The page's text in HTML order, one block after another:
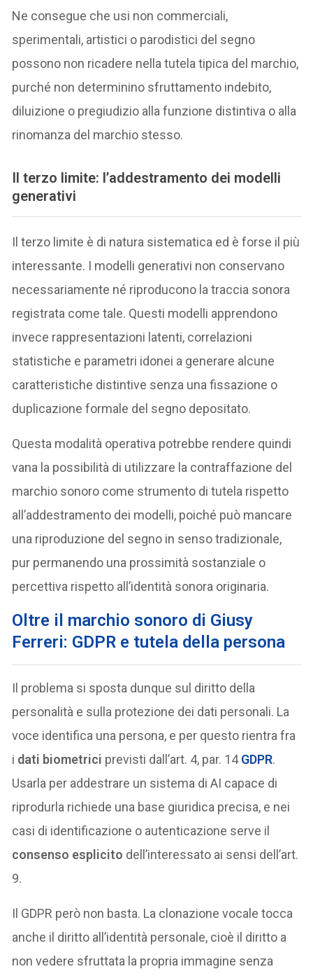
Ne consegue che usi non commerciali,
sperimentali, artistici o parodistici del segno
possono non ricadere nella tutela tipica del marchio,
purché non determinino sfruttamento indebito,
diluizione o pregiudizio alla funzione distintiva o alla
rinomanza del marchio stesso.
Il terzo limite: l’addestramento dei modelli
generativi
Il terzo limite è di natura sistematica ed è forse il più
interessante. I modelli generativi non conservano
necessariamente né riproducono la traccia sonora
registrata come tale. Questi modelli apprendono
invece rappresentazioni latenti, correlazioni
statistiche e parametri idonei a generare alcune
caratteristiche distintive senza una fissazione o
duplicazione formale del segno depositato.
Questa modalità operativa potrebbe rendere quindi
vana la possibilità di utilizzare la contraffazione del
marchio sonoro come strumento di tutela rispetto
all’addestramento dei modelli, poiché può mancare
una riproduzione del segno in senso tradizionale,
pur permanendo una prossimità sostanziale o
percettiva rispetto all’identità sonora originaria.
Oltre il marchio sonoro di Giusy
Ferreri: GDPR e tutela della persona
Il problema si sposta dunque sul diritto della
personalità e sulla protezione dei dati personali. La
voce identifica una persona, e per questo rientra fra
i dati biometrici previsti dall’art. 4, par. 14GDPR.
Usarla per addestrare un sistema di AI capace di
riprodurla richiede una base giuridica precisa, e nei
casi di identificazione o autenticazione serve il
consenso esplicito dell’interessato ai sensi dell’art.
9.
Il GDPR però non basta. La clonazione vocale tocca
anche il diritto all’identità personale, cioè il diritto a
non vedere sfruttata la propria immagine senza